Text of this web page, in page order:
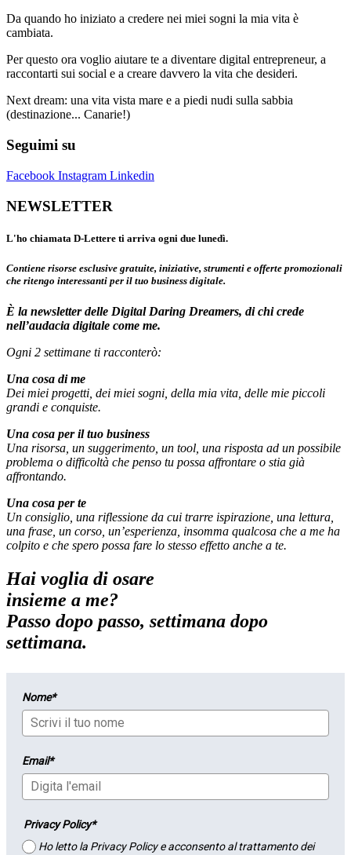
Da quando ho iniziato a credere nei miei sogni la mia vita è
cambiata.
Per questo ora voglio aiutare te a diventare digital entrepreneur, a
raccontarti sui social e a creare davvero la vita che desideri.
Next dream: una vita vista mare e a piedi nudi sulla sabbia
(destinazione... Canarie!)
Seguimi su
Facebook Instagram Linkedin
NEWSLETTER
L'ho chiamata D-Lettere ti arriva ogni due lunedì.
Contiene risorse esclusive gratuite, iniziative, strumenti e offerte promozionali
che ritengo interessanti per il tuo business digitale.
È la newsletter delle Digital Daring Dreamers, di chi crede
nell’audacia digitale come me.
Ogni 2 settimane ti racconterò:
Una cosa di me
Dei miei progetti, dei miei sogni, della mia vita, delle mie piccoli
grandi e conquiste.
Una cosa per il tuo business
Una risorsa, un suggerimento, un tool, una risposta ad un possibile
problema o difficoltà che penso tu possa affrontare o stia già
affrontando.
Una cosa per te
Un consiglio, una riflessione da cui trarre ispirazione, una lettura,
una frase, un corso, un’esperienza, insomma qualcosa che a me ha
colpito e che spero possa fare lo stesso effetto anche a te.
Hai voglia di osare
insieme a me?
Passo dopo passo, settimana dopo
settimana.
Nome*
Email*
Privacy Policy*
Ho letto la Privacy Policy e acconsento al trattamento dei